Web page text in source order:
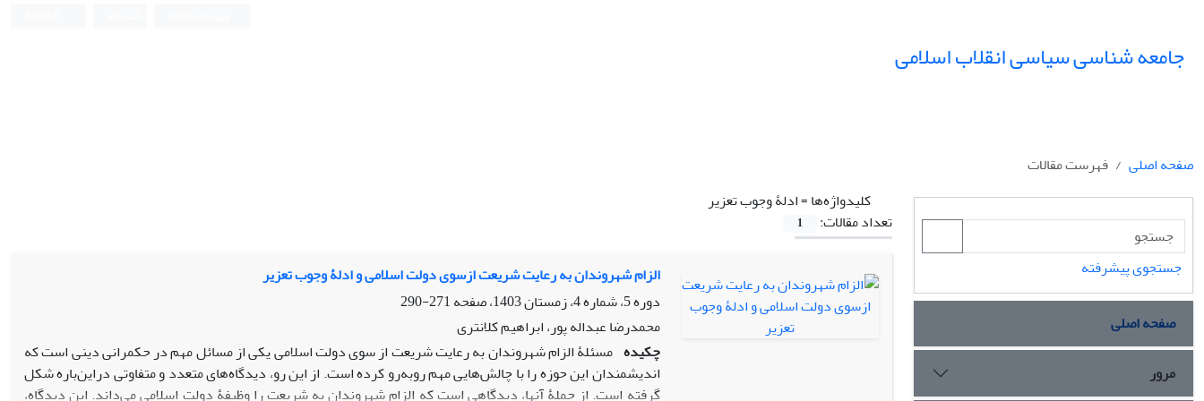
جامعه شناسی سیاسی انقلاب اسلامی
صفحه اصلی
فهرست مقالات
کلیدواژه‌ها =ادلۀ وجوب تعزیر
تعداد مقالات:
1
الزام شهروندان به رعایت شریعت ازسوی دولت اسلامی و ادلۀ وجوب تعزیر
دوره 5، شماره 4، زمستان 1403، صفحه
271-290
محمدرضا عبداله پور، ابراهیم کلانتری
چکیده مسئلۀ الزام شهروندان به رعایت شریعت از سوی دولت اسلامی یکی از مسائل مهم در حکمرانی دینی است که
اندیشمندان این حوزه را با چالش‌هایی مهم رو‌به‌رو کرده است. از این رو، دیدگاه‌های متعدد و متفاوتی دراین‌باره شکل
گرفته است. از جملۀ آنها، دیدگاهی است که الزام شهروندان به شریعت را وظیفۀ دولت اسلامی می‌داند. این دیدگاه،
جستجوی پیشرفته
صفحه اصلی
مرور